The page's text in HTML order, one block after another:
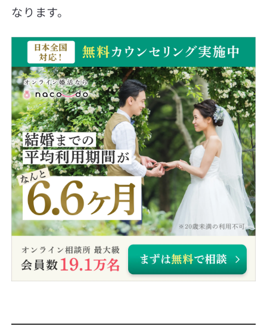
なります。